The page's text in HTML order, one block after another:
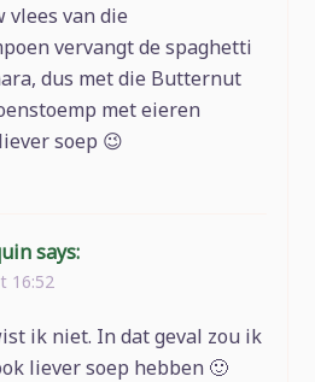
vlees van die
vervangt de spaghetti
dus met die Butternut
met eieren
soep 😉
says:
16:52
ik niet. In dat geval zou ik
liever soep hebben 🙂